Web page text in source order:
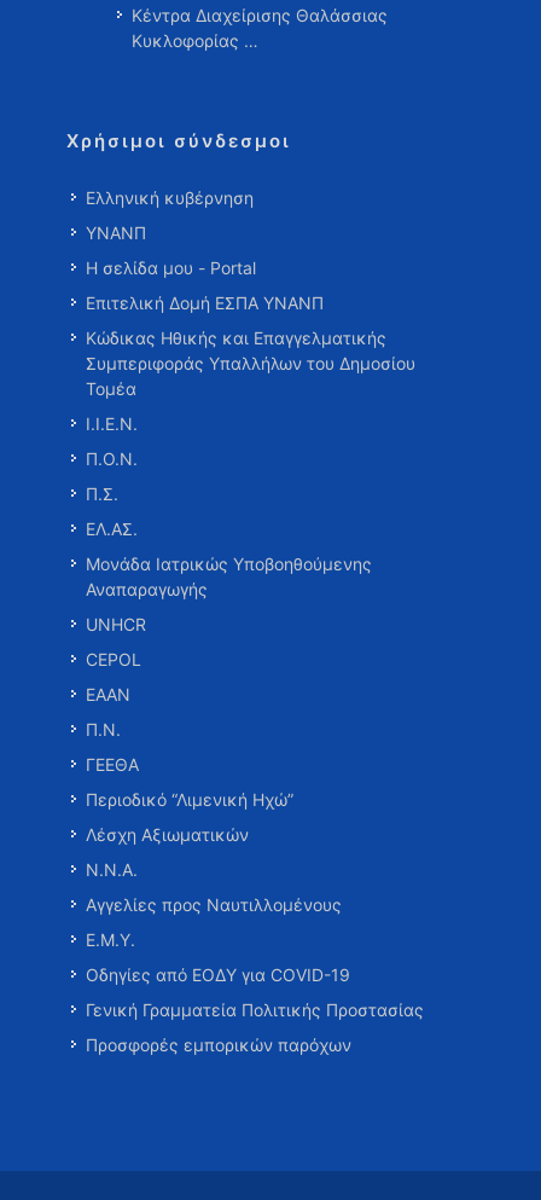
Κέντρα Διαχείρισης Θαλάσσιας
Κυκλοφορίας …
Χρήσιμοι σύνδεσμοι
Ελληνική κυβέρνηση
ΥΝΑΝΠ
Η σελίδα μου - Portal
Επιτελική Δομή ΕΣΠΑ ΥΝΑΝΠ
Κώδικας Ηθικής και Επαγγελματικής
Συμπεριφοράς Υπαλλήλων του Δημοσίου
Τομέα
Ι.Ι.Ε.Ν.
Π.Ο.Ν.
Π.Σ.
ΕΛ.ΑΣ.
Μονάδα Ιατρικώς Υποβοηθούμενης
Αναπαραγωγής
UNHCR
CEPOL
ΕΑΑΝ
Π.Ν.
ΓΕΕΘΑ
Περιοδικό “Λιμενική Ηχώ”
Λέσχη Αξιωματικών
Ν.Ν.Α.
Αγγελίες προς Ναυτιλλομένους
Ε.Μ.Υ.
Οδηγίες από ΕΟΔΥ για COVID-19
Γενική Γραμματεία Πολιτικής Προστασίας
Προσφορές εμπορικών παρόχων